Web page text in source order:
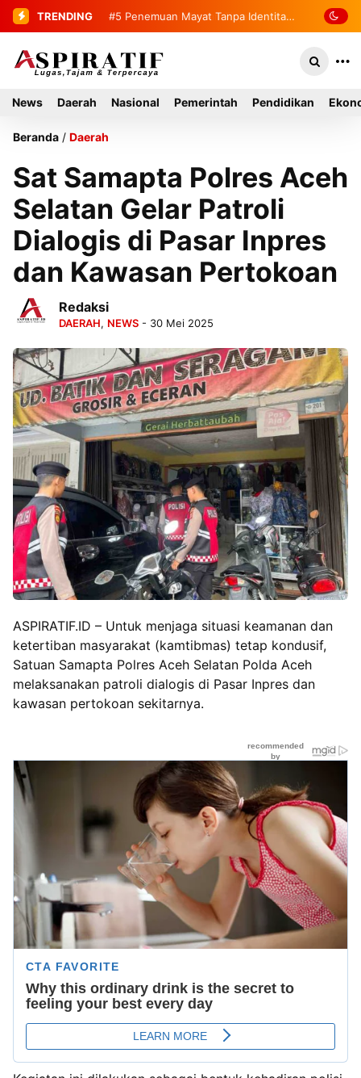
TRENDING #5 Penemuan Mayat Tanpa Identitas
Selatan
News Daerah Nasional Pemerintah Pendidikan
Beranda / Daerah
Sat Samapta Polres Aceh
Selatan Gelar Patroli
Dialogis di Pasar Inpres
dan Kawasan Pertokoan
Redaksi
DAERAH, NEWS - 30 Mei 2025
ASPIRATIF.ID – Untuk menjaga situasi keamanan dan
ketertiban masyarakat (kamtibmas) tetap kondusif,
Satuan Samapta Polres Aceh Selatan Polda Aceh
melaksanakan patroli dialogis di Pasar Inpres dan
kawasan pertokoan sekitarnya.